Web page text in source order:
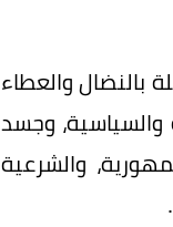
بالنضال والعطاء
وجسد
والشرعية